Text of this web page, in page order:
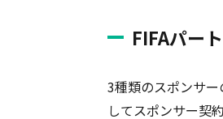
FIFAパー
3種類のスポンサー
してスポンサー契